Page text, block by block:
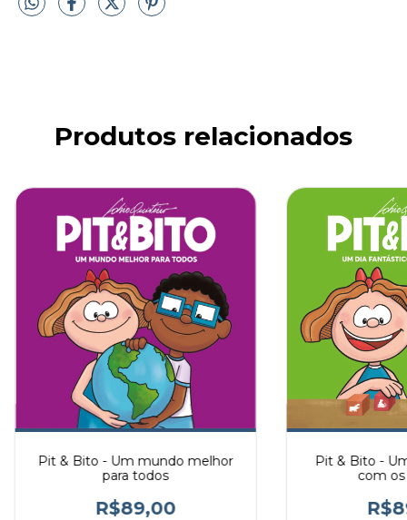
Produtos relacionados
Pit & Bito - Um mundo melhor
para todos
R$89,00
Pit & Bito -
com